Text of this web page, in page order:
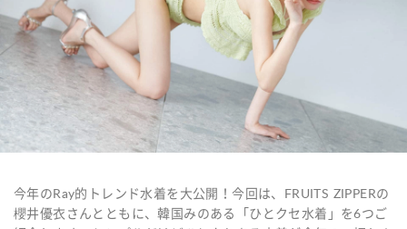
今年のRay的トレンド水着を大公開！今回は、FRUITS ZIPPERの
櫻井優衣さんとともに、韓国みのある「ひとクセ水着」を6つご